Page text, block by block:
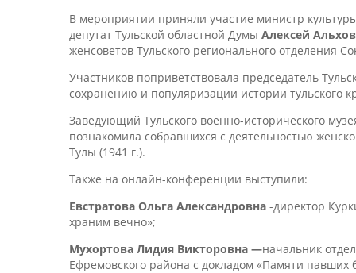
В мероприятии приняли участие министр
депутат Тульской областной Думы Алексей
женсоветов Тульского регионального отделения
Участников поприветствовала председатель
сохранению и популяризации истории тульского
Заведующий Тульского военно-исторического
познакомила собравшихся с деятельностью
Тулы (1941 г.).
Также на онлайн-конференции выступили:
Евстратова Ольга Александровна -директор
храним вечно»;
Мухортова Лидия Викторовна —начальник
Ефремовского района с докладом «Памяти павших